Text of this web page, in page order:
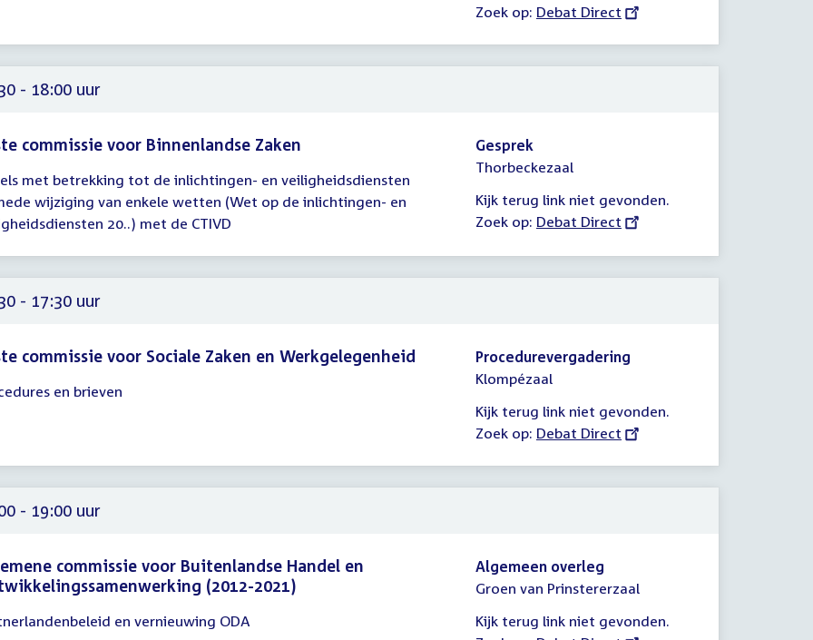
Zoek op: External
Debat Direct
- 18:00 uur
commissie voor Binnenlandse Zaken
met betrekking tot de inlichtingen- en veiligheidsdiensten
wijziging van enkele wetten (Wet op de inlichtingen- en
20..) met de CTIVD
Gesprek
Thorbeckezaal
Kijk terug link niet gevonden.
Zoek op: External
Debat Direct
- 17:30 uur
commissie voor Sociale Zaken en Werkgelegenheid
en brieven
Procedurevergadering
Klompézaal
Kijk terug link niet gevonden.
Zoek op: External
Debat Direct
- 19:00 uur
commissie voor Buitenlandse Handel en
(2012-2021)
en vernieuwing ODA
Algemeen overleg
Groen van Prinstererzaal
Kijk terug link niet gevonden.